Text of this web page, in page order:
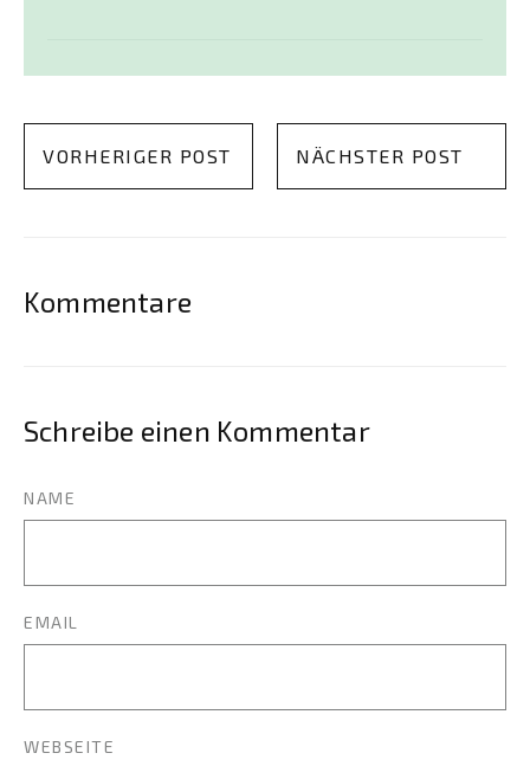
VORHERIGER POST NÄCHSTER POST
Kommentare
Schreibe einen Kommentar
NAME
EMAIL
WEBSEITE